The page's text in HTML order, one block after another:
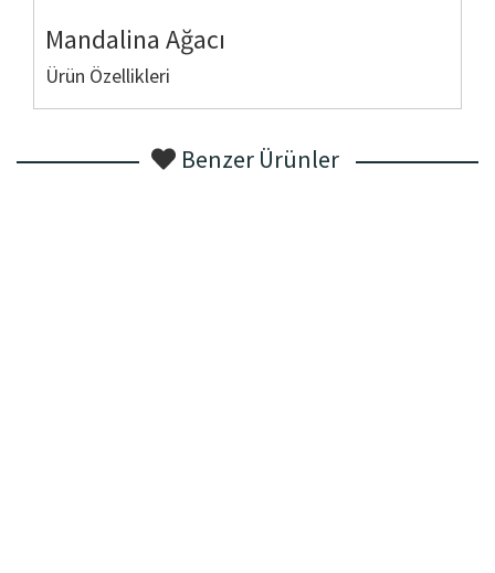
Mandalina Ağacı
Ürün Özellikleri
Benzer Ürünler